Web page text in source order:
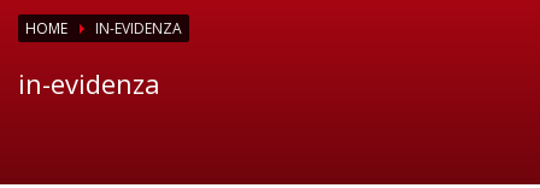
HOME IN-EVIDENZA
in-evidenza